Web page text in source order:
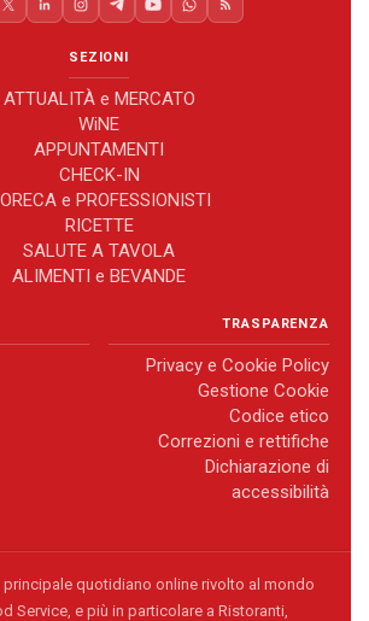
SEZIONI
ATTUALITÀ e MERCATO
WiNE
APPUNTAMENTI
CHECK-IN
e PROFESSIONISTI
RICETTE
SALUTE A TAVOLA
ALIMENTI e BEVANDE
TRASPARENZA
Privacy e Cookie Policy
Gestione Cookie
Codice etico
Correzioni e rettifiche
Dichiarazione di
accessibilità
principale quotidiano online rivolto al mondo
Service, e più in particolare a Ristoranti,